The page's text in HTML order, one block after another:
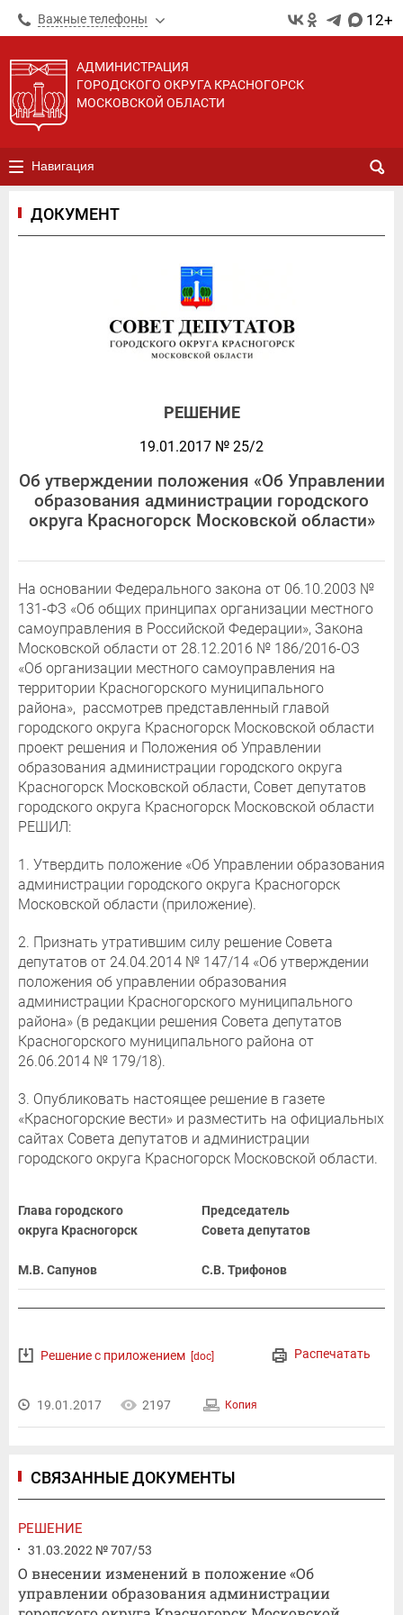
Важные телефоны 12+
АДМИНИСТРАЦИЯ
ГОРОДСКОГО ОКРУГА КРАСНОГОРСК
МОСКОВСКОЙ ОБЛАСТИ
Навигация
ДОКУМЕНТ
РЕШЕНИЕ
19.01.2017 № 25/2
Об утверждении положения «Об Управлении
образования администрации городского
округа Красногорск Московской области»
На основании Федерального закона от 06.10.2003 №
131-ФЗ «Об общих принципах организации местного
самоуправления в Российской Федерации», Закона
Московской области от 28.12.2016 № 186/2016-ОЗ
«Об организации местного самоуправления на
территории Красногорского муниципального
района», рассмотрев представленный главой
городского округа Красногорск Московской области
проект решения и Положения об Управлении
образования администрации городского округа
Красногорск Московской области, Совет депутатов
городского округа Красногорск Московской области
РЕШИЛ:
1. Утвердить положение «Об Управлении образования
администрации городского округа Красногорск
Московской области (приложение).
2. Признать утратившим силу решение Совета
депутатов от 24.04.2014 № 147/14 «Об утверждении
положения об управлении образования
администрации Красногорского муниципального
района» (в редакции решения Совета депутатов
Красногорского муниципального района от
26.06.2014 № 179/18).
3. Опубликовать настоящее решение в газете
«Красногорские вести» и разместить на официальных
сайтах Совета депутатов и администрации
городского округа Красногорск Московской области.
Глава городского
округа Красногорск
М.В. Сапунов
Председатель
Совета депутатов
С.В. Трифонов
Распечатать
Решение с приложением [doc]
19.01.2017 2197 Копия
СВЯЗАННЫЕ ДОКУМЕНТЫ
РЕШЕНИЕ
31.03.2022 № 707/53
О внесении изменений в положение «Об
управлении образования администрации